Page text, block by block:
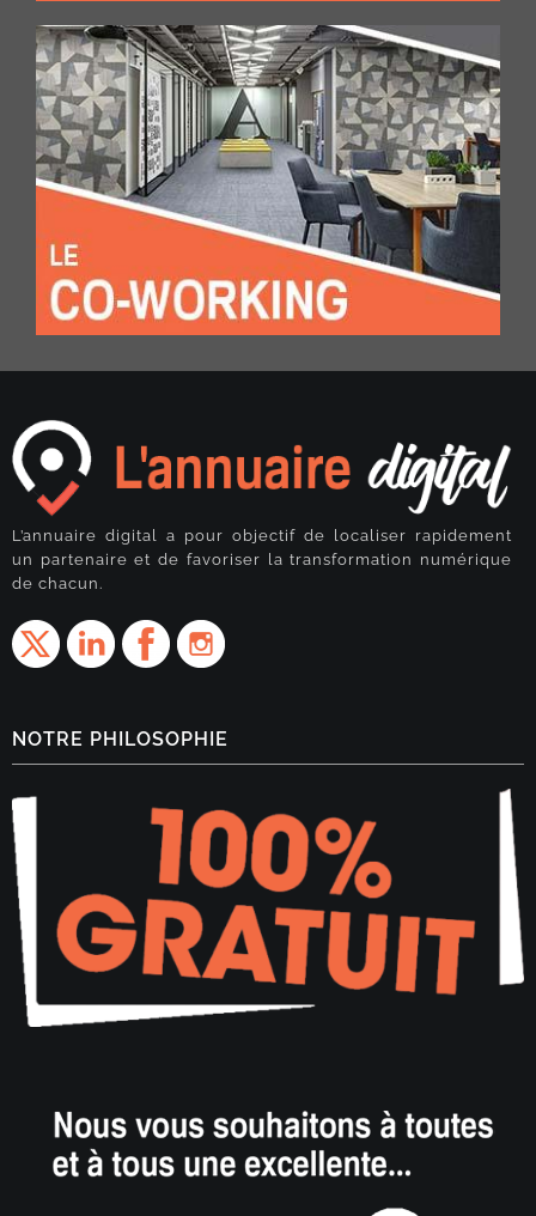
L’annuaire digital a pour objectif de localiser rapidement
un partenaire et de favoriser la transformation numérique
de chacun.
NOTRE PHILOSOPHIE